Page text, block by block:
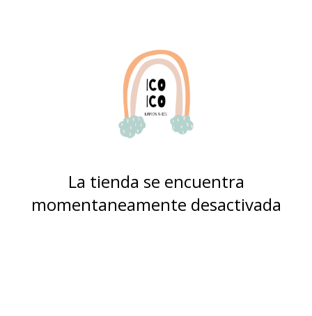
La tienda se encuentra
momentaneamente desactivada